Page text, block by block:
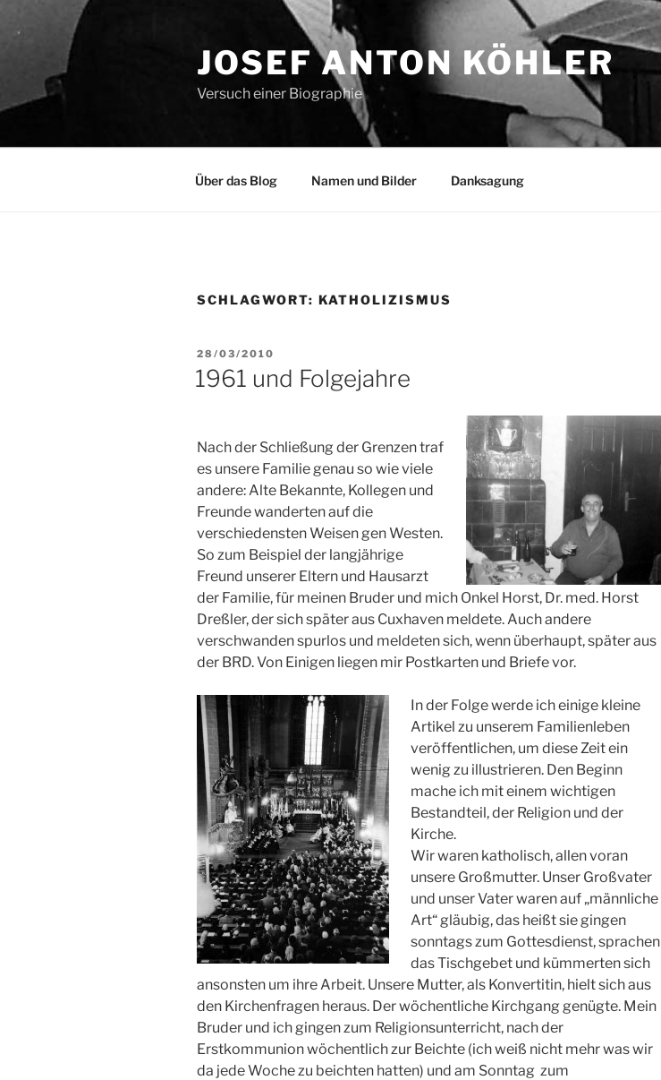
Inhalt
JOSEF ANTON KÖHLER
Versuch einer Biographie
Über das Blog Namen und Bilder Danksagung
SCHLAGWORT: KATHOLIZISMUS
VERÖFFENTLICHT
AM
28/03/2010
1961 und Folgejahre
Nach der Schließung der Grenzen traf
es unsere Familie genau so wie viele
andere: Alte Bekannte, Kollegen und
Freunde wanderten auf die
verschiedensten Weisen gen Westen.
So zum Beispiel der langjährige
Freund unserer Eltern und Hausarzt
der Familie, für meinen Bruder und mich Onkel Horst, Dr. med. Horst
Dreßler, der sich später aus Cuxhaven meldete. Auch andere
verschwanden spurlos und meldeten sich, wenn überhaupt, später aus
der BRD. Von Einigen liegen mir Postkarten und Briefe vor.
In der Folge werde ich einige kleine
Artikel zu unserem Familienleben
veröffentlichen, um diese Zeit ein
wenig zu illustrieren. Den Beginn
mache ich mit einem wichtigen
Bestandteil, der Religion und der
Kirche.
Wir waren katholisch, allen voran
unsere Großmutter. Unser Großvater
und unser Vater waren auf „männliche
Art“ gläubig, das heißt sie gingen
sonntags zum Gottesdienst, sprachen
das Tischgebet und kümmerten sich
ansonsten um ihre Arbeit. Unsere Mutter, als Konvertitin, hielt sich aus
den Kirchenfragen heraus. Der wöchentliche Kirchgang genügte. Mein
Bruder und ich gingen zum Religionsunterricht, nach der
Erstkommunion wöchentlich zur Beichte (ich weiß nicht mehr was wir
da jede Woche zu beichten hatten) und am Sonntag zum